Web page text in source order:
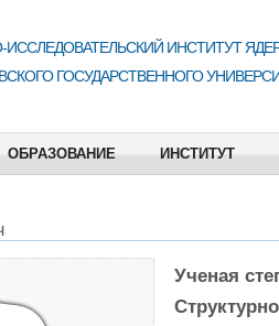
ИССЛЕДОВАТЕЛЬСКИЙ ИНСТИТУТ
ГОСУДАРСТВЕННОГО
ОБРАЗОВАНИЕ ИНСТИТУТ
Ученая